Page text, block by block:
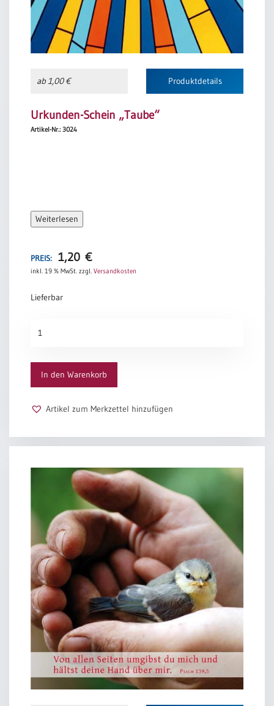
ab 1,00 € Produktdetails
Urkunden-Schein „Taube“
Artikel-Nr.: 3024
Weiterlesen
PREIS: 1,20 €
inkl. 19 % MwSt. zzgl. Versandkosten
Lieferbar
Schein
Menge
In den Warenkorb
Artikel zum Merkzettel hinzufügen